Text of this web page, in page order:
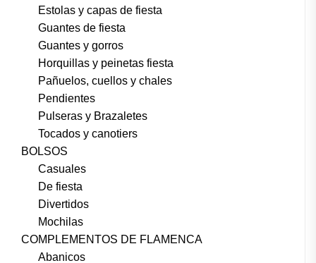
Estolas y capas de fiesta
Guantes de fiesta
Guantes y gorros
Horquillas y peinetas fiesta
Pañuelos, cuellos y chales
Pendientes
Pulseras y Brazaletes
Tocados y canotiers
BOLSOS
Casuales
De fiesta
Divertidos
Mochilas
COMPLEMENTOS DE FLAMENCA
Abanicos